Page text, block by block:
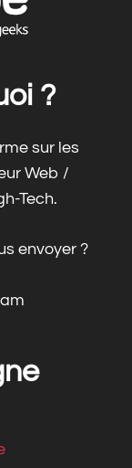
?
sur les
Web /
Tech.
envoyer ?